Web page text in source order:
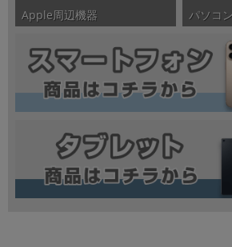
Apple周辺機器 パソコ